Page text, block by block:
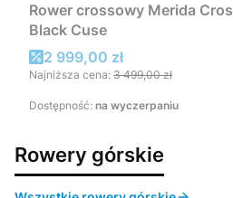
Rower crossowy Merida
Black Cuse
Cena promocyjna
2 999,00 zł
Najniższa cena: 3 499,00 zł
Dostępność: na wyczerpaniu
Rowery górskie